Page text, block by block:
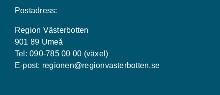
Postadress:
Region Västerbotten
901 89 Umeå
Tel: 090-785 00 00 (växel)
E-post: regionen@regionvasterbotten.se